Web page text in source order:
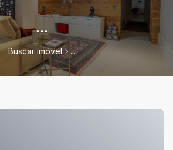
...
Buscar imóvel ...